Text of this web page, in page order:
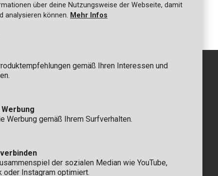
Kettenöl 5L
nv
9
+32 (0)3 292 92 92
support@varo.com
über deine Nutzungsweise der Webseite, damit
analysieren können. Mehr Infos
gemäß Ihren Interessen und
Werbung gemäß Ihrem Surfverhalten.
der sozialen Median wie YouTube,
oder Instagram optimiert.